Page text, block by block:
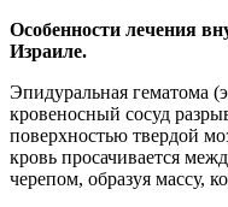
Особенности лечения
Израиле.
Эпидуральная гематома
кровеносный сосуд
поверхностью твердой
кровь просачивается
черепом, образуя массу,